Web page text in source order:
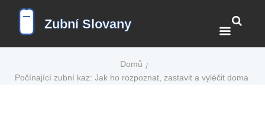
Domů
Počínající zubní kaz: Jak ho rozpoznat, zastavit a vyléčit doma